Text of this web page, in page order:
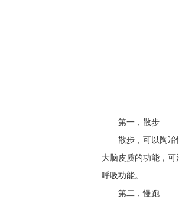
第一，散步
散步，可以陶冶
大脑皮质的功能，
呼吸功能。
第二，慢跑